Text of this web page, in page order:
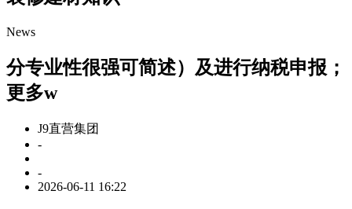
News
分专业性很强可简述）及进行纳税申报；
更多w
J9直营集团
-
-
2026-06-11 16:22